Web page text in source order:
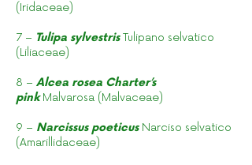
(Iridaceae)
7 – Tulipa sylvestrisTulipano selvatico
(Liliaceae)
8 – Alcea rosea Charter’s
pinkMalvarosa (Malvaceae)
9 – Narcissus poeticusNarciso selvatico
(Amarillidaceae)